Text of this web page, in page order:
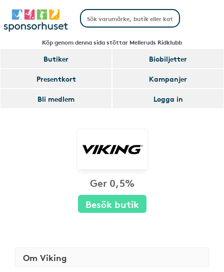
Köp genom denna sida stöttar Melleruds Ridklubb
Butiker
Biobiljetter
Presentkort
Kampanjer
Bli medlem
Logga in
Ger 0,5%
Besök butik
Om Viking